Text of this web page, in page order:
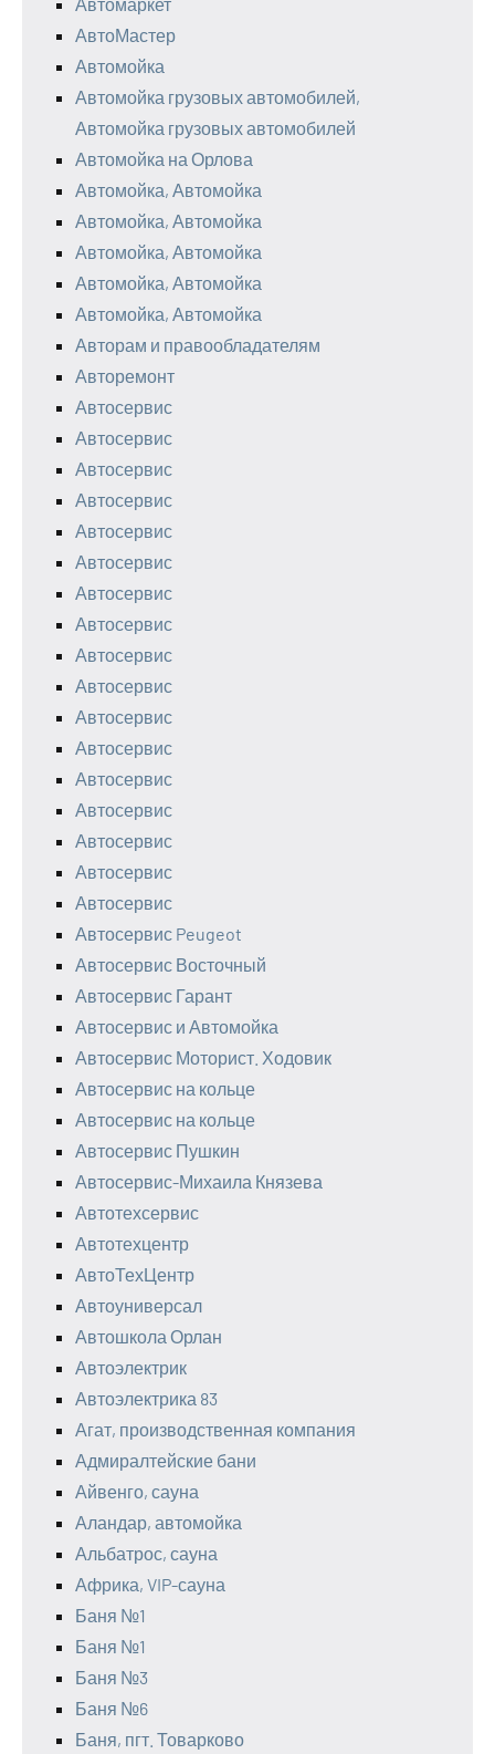
АвтоМастер
Автомойка
Автомойка грузовых автомобилей,
Автомойка грузовых автомобилей
Автомойка на Орлова
Автомойка, Автомойка
Автомойка, Автомойка
Автомойка, Автомойка
Автомойка, Автомойка
Автомойка, Автомойка
Авторам и правообладателям
Авторемонт
Автосервис
Автосервис
Автосервис
Автосервис
Автосервис
Автосервис
Автосервис
Автосервис
Автосервис
Автосервис
Автосервис
Автосервис
Автосервис
Автосервис
Автосервис
Автосервис
Автосервис
Автосервис Peugeot
Автосервис Восточный
Автосервис Гарант
Автосервис и Автомойка
Автосервис Моторист. Ходовик
Автосервис на кольце
Автосервис на кольце
Автосервис Пушкин
Автосервис-Михаила Князева
Автотехсервис
Автотехцентр
АвтоТехЦентр
Автоуниверсал
Автошкола Орлан
Автоэлектрик
Автоэлектрика 83
Агат, производственная компания
Адмиралтейские бани
Айвенго, сауна
Аландар, автомойка
Альбатрос, сауна
Африка, VIP-сауна
Баня №1
Баня №1
Баня №3
Баня №6
Баня, пгт. Товарково